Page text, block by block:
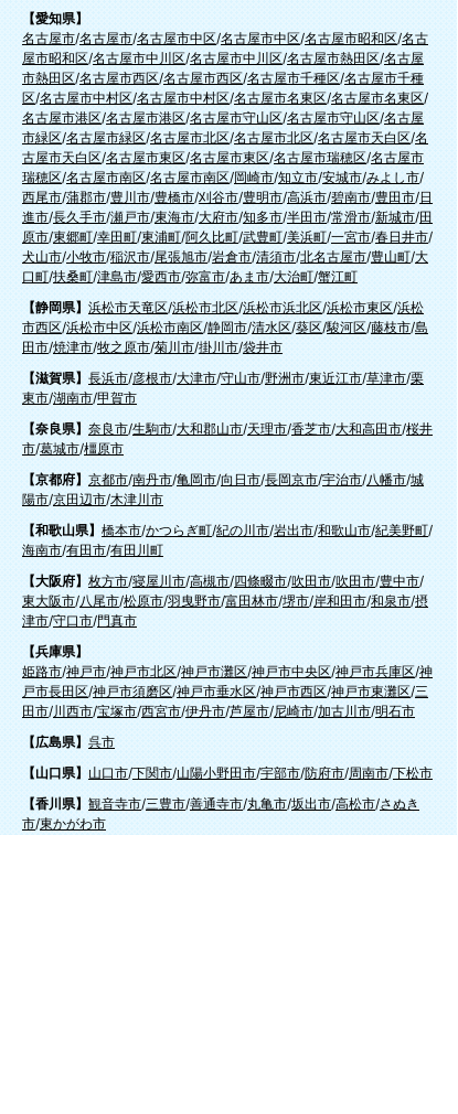
【愛知県】
名古屋市/名古屋市/名古屋市中区/名古屋市中区/名古屋市昭和区/名古
屋市昭和区/名古屋市中川区/名古屋市中川区/名古屋市熱田区/名古屋
市熱田区/名古屋市西区/名古屋市西区/名古屋市千種区/名古屋市千種
区/名古屋市中村区/名古屋市中村区/名古屋市名東区/名古屋市名東区/
名古屋市港区/名古屋市港区/名古屋市守山区/名古屋市守山区/名古屋
市緑区/名古屋市緑区/名古屋市北区/名古屋市北区/名古屋市天白区/名
古屋市天白区/名古屋市東区/名古屋市東区/名古屋市瑞穂区/名古屋市
瑞穂区/名古屋市南区/名古屋市南区/岡崎市/知立市/安城市/みよし市/
西尾市/蒲郡市/豊川市/豊橋市/刈谷市/豊明市/高浜市/碧南市/豊田市/日
進市/長久手市/瀬戸市/東海市/大府市/知多市/半田市/常滑市/新城市/田
原市/東郷町/幸田町/東浦町/阿久比町/武豊町/美浜町/一宮市/春日井市/
犬山市/小牧市/稲沢市/尾張旭市/岩倉市/清須市/北名古屋市/豊山町/大
口町/扶桑町/津島市/愛西市/弥富市/あま市/大治町/蟹江町
【静岡県】 浜松市天竜区/浜松市北区/浜松市浜北区/浜松市東区/浜松
市西区/浜松市中区/浜松市南区/静岡市/清水区/葵区/駿河区/藤枝市/島
田市/焼津市/牧之原市/菊川市/掛川市/袋井市
【滋賀県】 長浜市/彦根市/大津市/守山市/野洲市/東近江市/草津市/栗
東市/湖南市/甲賀市
【奈良県】 奈良市/生駒市/大和郡山市/天理市/香芝市/大和高田市/桜井
市/葛城市/橿原市
【京都府】 京都市/南丹市/亀岡市/向日市/長岡京市/宇治市/八幡市/城
陽市/京田辺市/木津川市
【和歌山県】 橋本市/かつらぎ町/紀の川市/岩出市/和歌山市/紀美野町/
海南市/有田市/有田川町
【大阪府】 枚方市/寝屋川市/高槻市/四條畷市/吹田市/吹田市/豊中市/
東大阪市/八尾市/松原市/羽曳野市/富田林市/堺市/岸和田市/和泉市/摂
津市/守口市/門真市
【兵庫県】
姫路市/神戸市/神戸市北区/神戸市灘区/神戸市中央区/神戸市兵庫区/神
戸市長田区/神戸市須磨区/神戸市垂水区/神戸市西区/神戸市東灘区/三
田市/川西市/宝塚市/西宮市/伊丹市/芦屋市/尼崎市/加古川市/明石市
【広島県】 呉市
【山口県】 山口市/下関市/山陽小野田市/宇部市/防府市/周南市/下松市
【香川県】 観音寺市/三豊市/善通寺市/丸亀市/坂出市/高松市/さぬき
市/東かがわ市